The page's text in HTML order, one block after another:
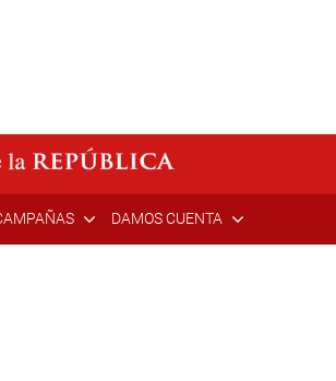
DAMOS CUENTA